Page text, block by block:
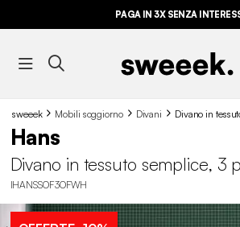
PAGA IN 3X SENZA
sweeek Mobili soggiorno Divani Divano in
Hans
Divano in tessuto semplice, 3
IHANSSOF3OFWH